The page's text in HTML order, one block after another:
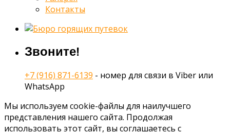
Контакты
Звоните!
+7 (916) 871-6139 - номер для связи в Viber или
WhatsApp
Мы используем cookie-файлы для наилучшего
представления нашего сайта. Продолжая
использовать этот сайт, вы соглашаетесь с